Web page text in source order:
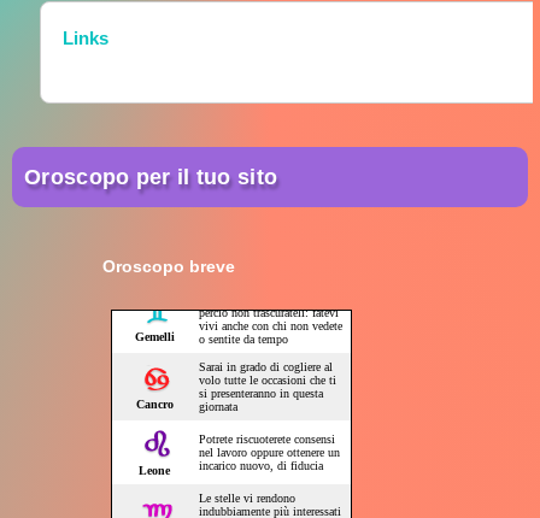
Links
Oroscopo per il tuo sito
Oroscopo breve